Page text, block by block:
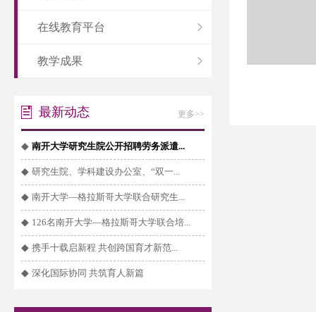
在线教育平台
教学成果
最新动态 更多>>
◆ 南开大学研究生院公开招聘劳务派遣...
◆ 研究生院、学科建设办公室、“双一...
◆ 南开大学—格拉斯哥大学联合研究生...
◆ 126名南开大学—格拉斯哥大学联合培...
◆ 携手十载启新程 共创跨国育才新范...
◆ 深化国际协同 共筑育人新篇